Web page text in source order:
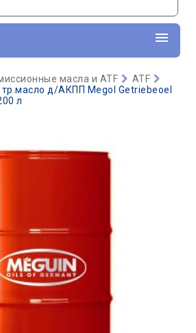
масла и ATF
ATF
д/АКПП Megol Getriebeoel
л